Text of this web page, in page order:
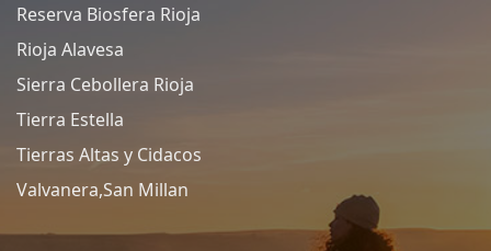
Reserva Biosfera Rioja
Rioja Alavesa
Sierra Cebollera Rioja
Tierra Estella
Tierras Altas y Cidacos
Valvanera,San Millan